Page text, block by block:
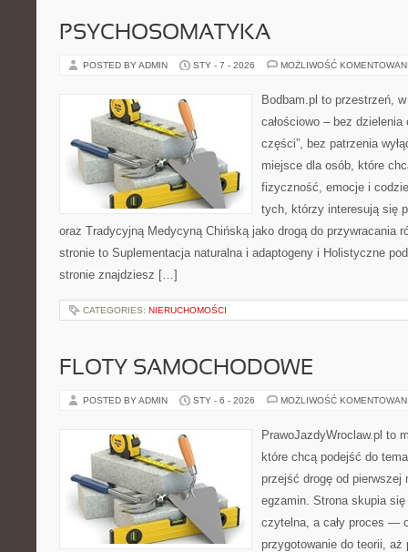
PSYCHOSOMATYKA
POSTED BY ADMIN STY - 7 - 2026 MOŻLIWOŚĆ
Bodbam.pl to przestrzeń,
całościowo – bez dzielenia
części”, bez patrzenia
miejsce dla osób, które
fizyczność, emocje i
tych, którzy interesują się
oraz Tradycyjną Medycyną Chińską jako drogą do przywracania
stronie to Suplementacja naturalna i adaptogeny i Holistyczne
stronie znajdziesz […]
CATEGORIES: NIERUCHOMOŚCI
FLOTY SAMOCHODOWE
POSTED BY ADMIN STY - 6 - 2026 MOŻLIWOŚĆ
PrawoJazdyWroclaw.pl to
które chcą podejść do
przejść drogę od
egzamin. Strona skupia
czytelna, a cały proces —
przygotowanie do teorii,